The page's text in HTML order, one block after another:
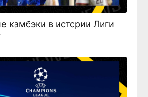
камбэки в истории Лиги